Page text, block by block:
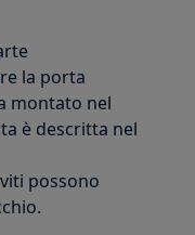
la porta
montato nel
è descritta nel
possono